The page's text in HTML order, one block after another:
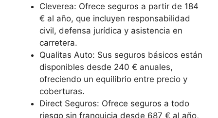
Cleverea: Ofrece seguros a partir de 184
€ al año, que incluyen responsabilidad
civil, defensa jurídica y asistencia en
carretera.
Qualitas Auto: Sus seguros básicos están
disponibles desde 240 € anuales,
ofreciendo un equilibrio entre precio y
coberturas.
Direct Seguros: Ofrece seguros a todo
riesgo sin franquicia desde 687 € al año,